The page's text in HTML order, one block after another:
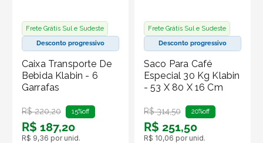
Frete Grátis Sul e Sudeste
Desconto progressivo
Caixa Transporte De
Bebida Klabin - 6
Garrafas
R$ 220,20 15%off
R$ 187,20
R$ 9,36 por unid.
Frete Grátis Sul e Sudeste
Desconto progressivo
Saco Para Café
Especial 30 Kg Klabin
- 53 X 80 X 16 Cm
R$ 314,50 20%off
R$ 251,50
R$ 10,06 por unid.